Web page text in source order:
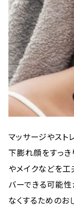
マッサージやスト
下膨れ顔をすっき
やメイクなどを
バーできる可能
なくするためのお